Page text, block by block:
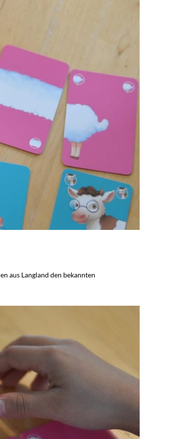
aus Langland den bekannten